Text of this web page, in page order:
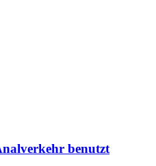
benutzt